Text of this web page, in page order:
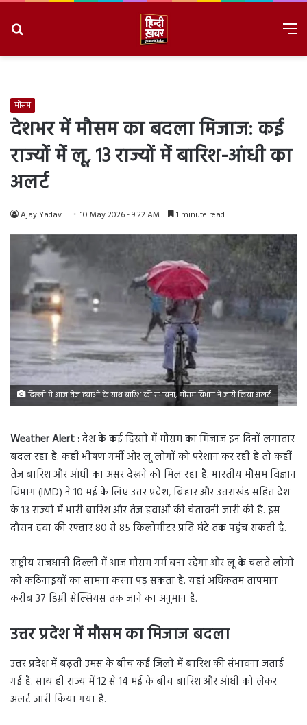
मौसम
देशभर में मौसम का बदला मिजाज: कई
राज्यों में लू, 13 राज्यों में बारिश-आंधी का
अलर्ट
Ajay Yadav 10 May 2026 - 9:22 AM 1 minute read
दिल्ली में आज तेज हवाओं के साथ बारिश की संभावना, मौसम विभाग ने जारी किया अलर्ट
Weather Alert :देश के कई हिस्सों में मौसम का मिजाज इन दिनों लगातार
बदल रहा है. कहीं भीषण गर्मी और लू लोगों को परेशान कर रही है तो कहीं
तेज बारिश और आंधी का असर देखने को मिल रहा है. भारतीय मौसम विज्ञान
विभाग (IMD) ने 10 मई के लिए उत्तर प्रदेश, बिहार और उत्तराखंड सहित देश
के 13 राज्यों में भारी बारिश और तेज हवाओं की चेतावनी जारी की है. इस
दौरान हवा की रफ्तार 80 से 85 किलोमीटर प्रति घंटे तक पहुंच सकती है.
राष्ट्रीय राजधानी दिल्ली में आज मौसम गर्म बना रहेगा और लू के चलते लोगों
को कठिनाइयों का सामना करना पड़ सकता है. यहां अधिकतम तापमान
करीब 37 डिग्री सेल्सियस तक जाने का अनुमान है.
उत्तर प्रदेश में मौसम का मिजाज बदला
उत्तर प्रदेश में बढ़ती उमस के बीच कई जिलों में बारिश की संभावना जताई
गई है. साथ ही राज्य में 12 से 14 मई के बीच बारिश और आंधी को लेकर
अलर्ट जारी किया गया है.